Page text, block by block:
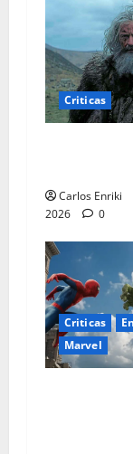
Criticas
Carlos Enriki
2026
0
Criticas
Marvel